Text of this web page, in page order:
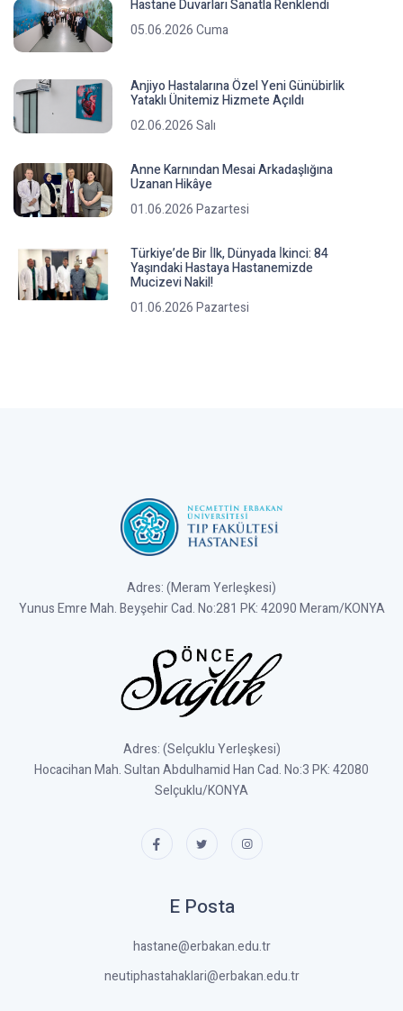
Hastane Duvarları Sanatla Renklendi
05.06.2026 Cuma
Anjiyo Hastalarına Özel Yeni Günübirlik
Yataklı Ünitemiz Hizmete Açıldı
02.06.2026 Salı
Anne Karnından Mesai Arkadaşlığına
Uzanan Hikâye
01.06.2026 Pazartesi
Türkiye’de Bir İ̇lk, Dünyada İ̇kinci: 84
Yaşındaki Hastaya Hastanemizde
Mucizevi Nakil!
01.06.2026 Pazartesi
Adres: (Meram Yerleşkesi)
Yunus Emre Mah. Beyşehir Cad. No:281 PK: 42090 Meram/KONYA
Adres: (Selçuklu Yerleşkesi)
Hocacihan Mah. Sultan Abdulhamid Han Cad. No:3 PK: 42080
Selçuklu/KONYA
E Posta
hastane@erbakan.edu.tr
neutiphastahaklari@erbakan.edu.tr